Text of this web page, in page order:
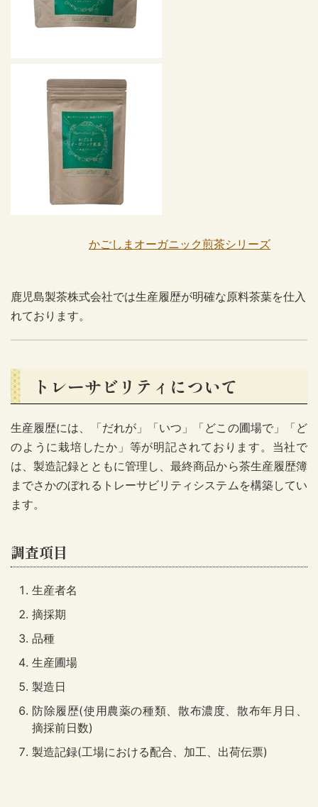
かごしまオーガニック煎茶シリーズ
鹿児島製茶株式会社では生産履歴が明確な原料茶葉を仕入
れております。
トレーサビリティについて
生産履歴には、「だれが」「いつ」「どこの圃場で」「ど
のように栽培したか」等が明記されております。当社で
は、製造記録とともに管理し、最終商品から茶生産履歴簿
までさかのぼれるトレーサビリティシステムを構築してい
ます。
調査項目
生産者名
摘採期
品種
生産圃場
製造日
防除履歴(使用農薬の種類、散布濃度、散布年月日、
摘採前日数)
製造記録(工場における配合、加工、出荷伝票)